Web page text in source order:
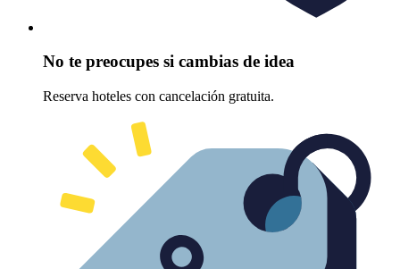
No te preocupes si cambias de idea
Reserva hoteles con cancelación gratuita.